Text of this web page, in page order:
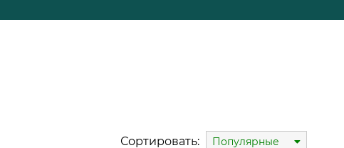
Сортировать: Популярные